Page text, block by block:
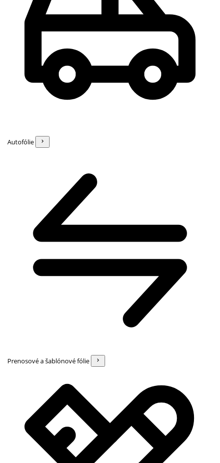
Autofólie
Prenosové a šablónové fólie